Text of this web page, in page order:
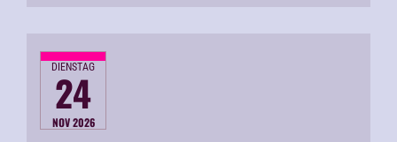
DIENSTAG
24
NOV 2026